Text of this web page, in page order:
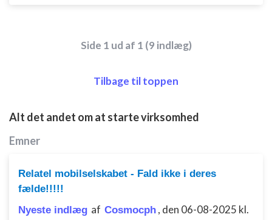
Side 1 ud af 1 (9 indlæg)
Tilbage til toppen
Alt det andet om at starte virksomhed
Emner
Relatel mobilselskabet - Fald ikke i deres
fælde!!!!!
Nyeste indlæg af Cosmocph , den 06-08-2025 kl.